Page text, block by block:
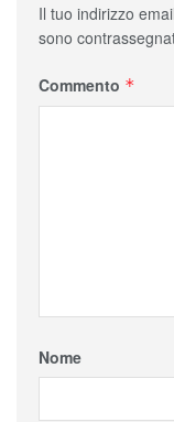
Il tuo indirizzo
sono
Commento *
Nome